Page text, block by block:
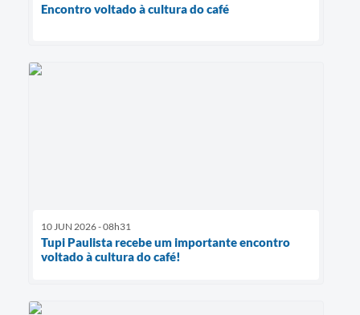
Encontro voltado à cultura do café
10 JUN 2026 - 08h31
Tupi Paulista recebe um importante encontro
voltado à cultura do café!